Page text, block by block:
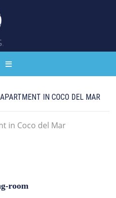
IN COCO DEL MAR
in Coco del Mar
room